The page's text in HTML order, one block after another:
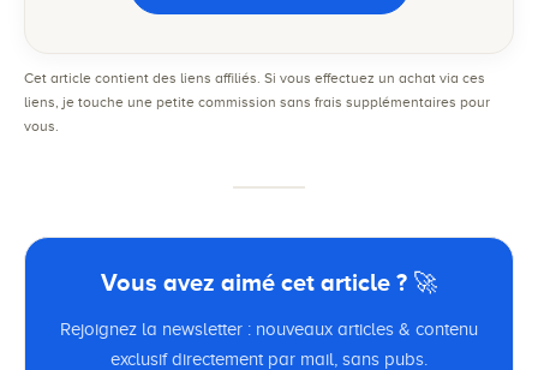
Cet article contient des liens affiliés. Si vous effectuez un achat via ces
liens, je touche une petite commission sans frais supplémentaires pour
vous.
Vous avez aimé cet article ? 🚀
Rejoignez la newsletter : nouveaux articles & contenu
exclusif directement par mail, sans pubs.